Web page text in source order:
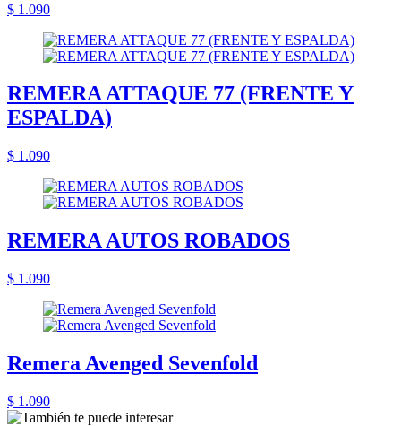
$ 1.090
REMERA ATTAQUE 77 (FRENTE Y
ESPALDA)
$ 1.090
REMERA AUTOS ROBADOS
$ 1.090
Remera Avenged Sevenfold
$ 1.090